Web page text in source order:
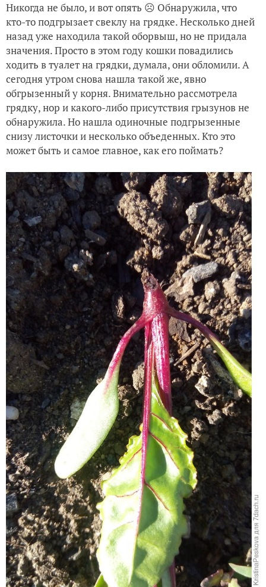
Никогда не было, и вот опять ☹️ Обнаружила, что
кто-то подгрызает свеклу на грядке. Несколько дней
назад уже находила такой оборвыш, но не придала
значения. Просто в этом году кошки повадились
ходить в туалет на грядки, думала, они обломили. А
сегодня утром снова нашла такой же, явно
обгрызенный у корня. Внимательно рассмотрела
грядку, нор и какого-либо присутствия грызунов не
обнаружила. Но нашла одиночные подгрызенные
снизу листочки и несколько объеденных. Кто это
может быть и самое главное, как его поймать?